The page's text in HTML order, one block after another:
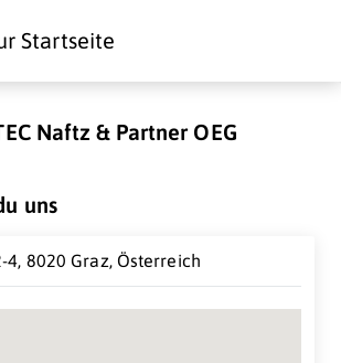
Startseite
Naftz & Partner OEG
uns
4, 8020 Graz, Österreich